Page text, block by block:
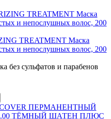
TREATMENT Маска
и непослушных волос, 200
без сульфатов и парабенов